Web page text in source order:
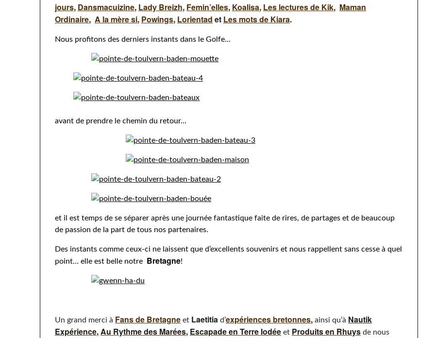
jours, Dansmacuizine, Lady Breizh, Femin’elles, Koalisa, Les lectures de Kik, Maman
Ordinaire, A la mère si, Powings, Lorientad et Les mots de Kiara.
Nous profitons des derniers instants dans le Golfe…
avant de prendre le chemin du retour…
et il est temps de se séparer après une journée fantastique faite de rires, de partages et de beaucoup
de passion de la part de tous nos partenaires.
Des instants comme ceux-ci ne laissent que d’excellents souvenirs et nous rappellent sans cesse à quel
point… elle est belle notre Bretagne!
Un grand merci à Fans de Bretagne et Laetitia d’expériences bretonnes, ainsi qu’à Nautik
Expérience,Au Rythme des Marées, Escapade en Terre Iodée et Produits en Rhuys de nous